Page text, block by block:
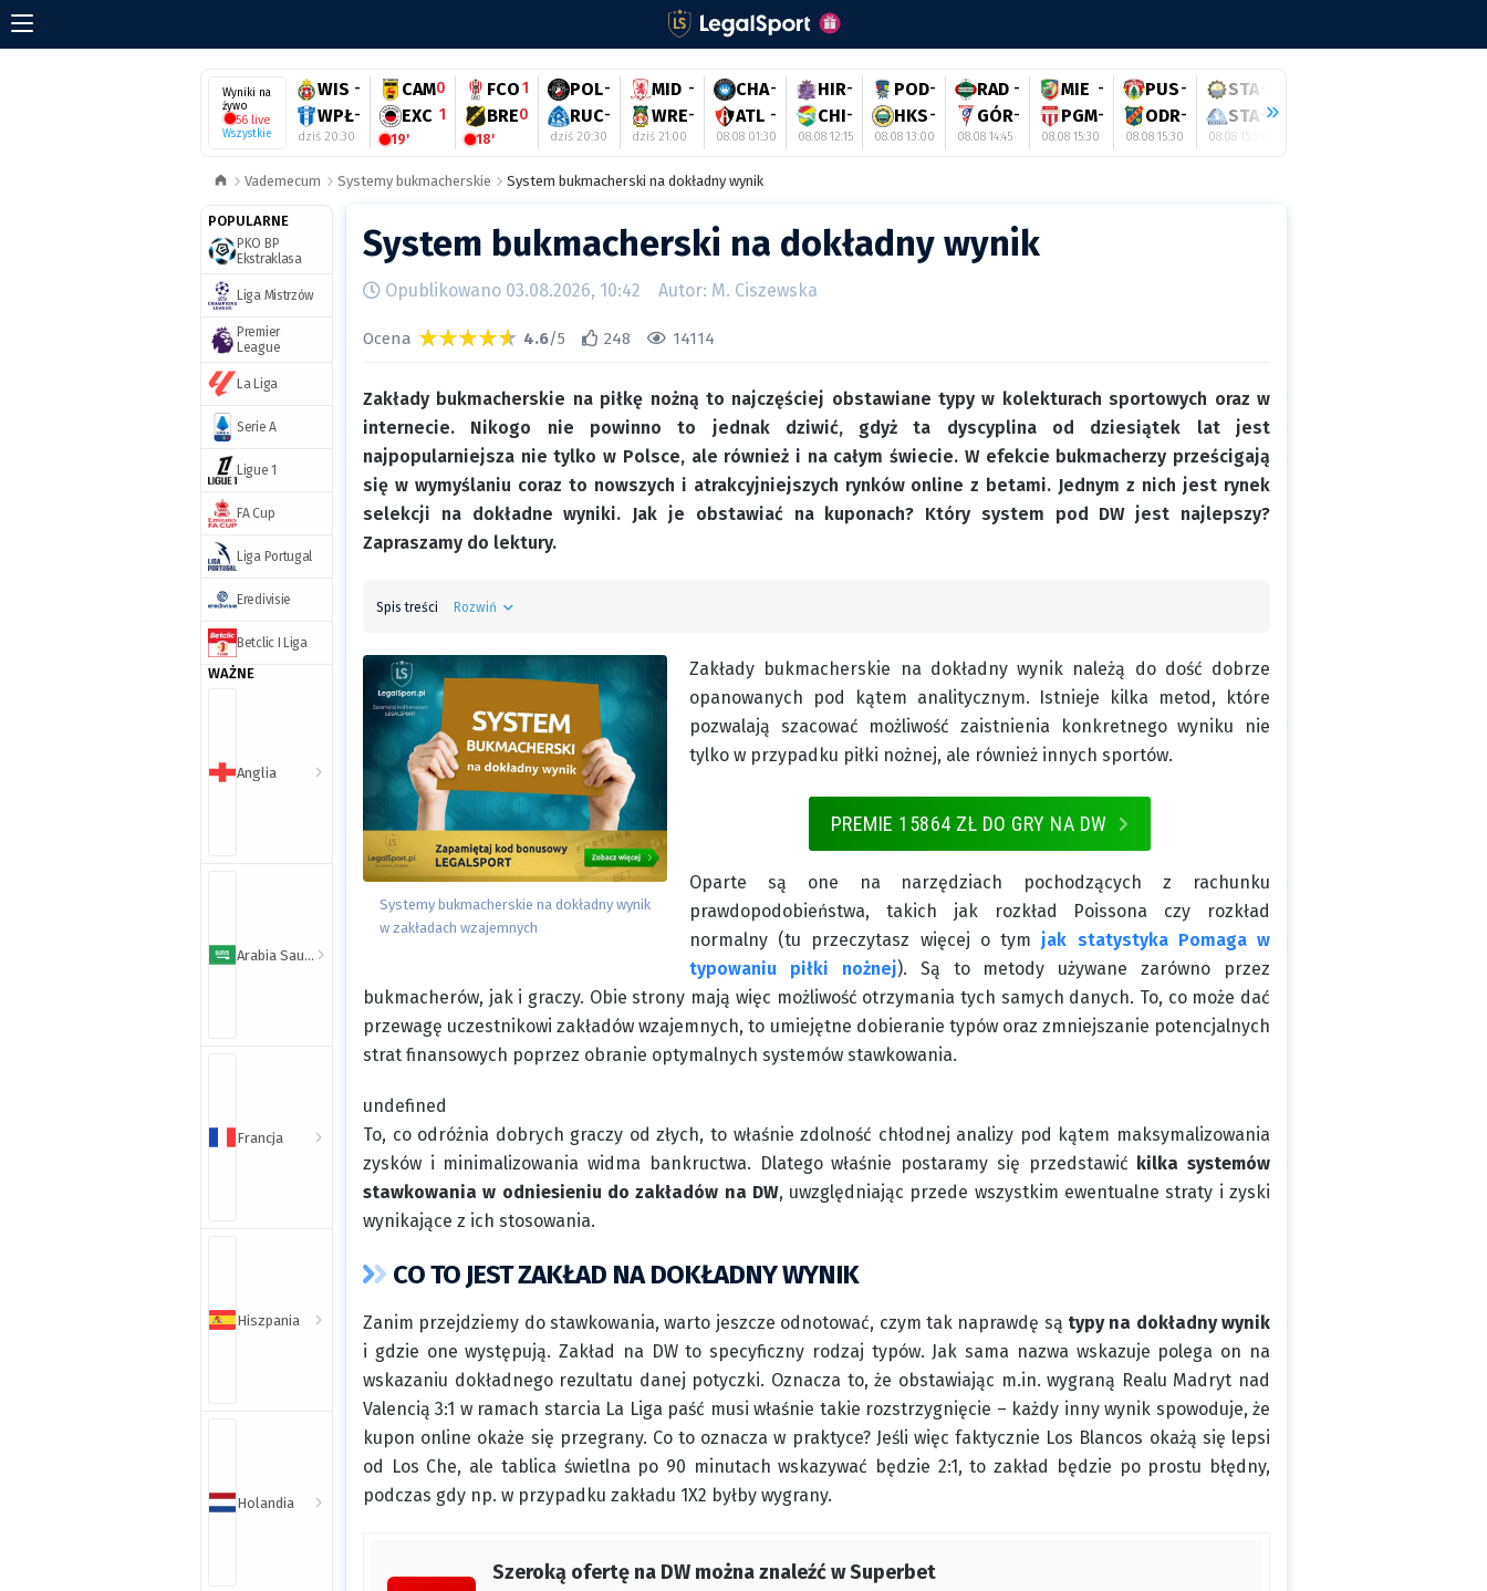
Wyniki na
żywo
56 live
Wszystkie
WIS -
WPŁ-
dziś 20:30
CAM0
EXC 1
19'
FCO1
BRE0
18'
POL-
RUC-
dziś 20:30
MID -
WRE-
dziś 21:00
CHA-
ATL -
08.08 01:30
HIR-
CHI-
08.08 12:15
POD-
HKS-
08.08 13:00
RAD -
GÓR-
08.08 14:45
MIE -
PGM-
08.08 15:30
PUS-
ODR-
08.08 15:30
STA
STA
08.08 15:30
Vademecum Systemy bukmacherskie System bukmacherski na dokładny wynik
POPULARNE
PKO BP
Ekstraklasa
Liga Mistrzów
Premier
League
La Liga
Serie A
Ligue 1
FA Cup
Liga Portugal
Eredivisie
Betclic I Liga
WAŻNE
Anglia
Arabia Saudyjska
Francja
Hiszpania
Holandia
System bukmacherski na dokładny wynik
Opublikowano 03.08.2026, 10:42 Autor: M. Ciszewska
Ocena 4.6/5 248 14114
Zakłady bukmacherskie na piłkę nożną to najczęściej obstawiane typy w kolekturach sportowych oraz w
internecie. Nikogo nie powinno to jednak dziwić, gdyż ta dyscyplina od dziesiątek lat jest
najpopularniejsza nie tylko w Polsce, ale również i na całym świecie. W efekcie bukmacherzy prześcigają
się w wymyślaniu coraz to nowszych i atrakcyjniejszych rynków online z betami. Jednym z nich jest rynek
selekcji na dokładne wyniki. Jak je obstawiać na kuponach? Który system pod DW jest najlepszy?
Zapraszamy do lektury.
Spis treści Rozwiń
Systemy bukmacherskie na dokładny wynik
w zakładach wzajemnych
Zakłady bukmacherskie na dokładny wynik należą do dość dobrze
opanowanych pod kątem analitycznym. Istnieje kilka metod, które
pozwalają szacować możliwość zaistnienia konkretnego wyniku nie
tylko w przypadku piłki nożnej, ale również innych sportów.
PREMIE 15864 ZŁ DO GRY NA DW
Oparte są one na narzędziach pochodzących z rachunku
prawdopodobieństwa, takich jak rozkład Poissona czy rozkład
normalny (tu przeczytasz więcej o tym jak statystyka Pomaga w
typowaniu piłki nożnej). Są to metody używane zarówno przez
bukmacherów, jak i graczy. Obie strony mają więc możliwość otrzymania tych samych danych. To, co może dać
przewagę uczestnikowi zakładów wzajemnych, to umiejętne dobieranie typów oraz zmniejszanie potencjalnych
strat finansowych poprzez obranie optymalnych systemów stawkowania.
undefined
To, co odróżnia dobrych graczy od złych, to właśnie zdolność chłodnej analizy pod kątem maksymalizowania
zysków i minimalizowania widma bankructwa. Dlatego właśnie postaramy się przedstawić kilka systemów
stawkowania w odniesieniu do zakładów na DW, uwzględniając przede wszystkim ewentualne straty i zyski
wynikające z ich stosowania.
CO TO JEST ZAKŁAD NA DOKŁADNY WYNIK
Zanim przejdziemy do stawkowania, warto jeszcze odnotować, czym tak naprawdę są typy na dokładny wynik
i gdzie one występują. Zakład na DW to specyficzny rodzaj typów. Jak sama nazwa wskazuje polega on na
wskazaniu dokładnego rezultatu danej potyczki. Oznacza to, że obstawiając m.in. wygraną Realu Madryt nad
Valencią 3:1 w ramach starcia La Liga paść musi właśnie takie rozstrzygnięcie – każdy inny wynik spowoduje, że
kupon online okaże się przegrany. Co to oznacza w praktyce? Jeśli więc faktycznie Los Blancos okażą się lepsi
od Los Che, ale tablica świetlna po 90 minutach wskazywać będzie 2:1, to zakład będzie po prostu błędny,
podczas gdy np. w przypadku zakładu 1X2 byłby wygrany.
Szeroką ofertę na DW można znaleźć w Superbet